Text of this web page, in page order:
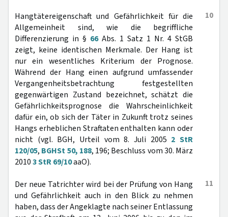
10
Hangtätereigenschaft und Gefährlichkeit für die
Allgemeinheit sind, wie die begriffliche
Differenzierung in § 66Abs. 1 Satz 1 Nr. 4 StGB
zeigt, keine identischen Merkmale. Der Hang ist
nur ein wesentliches Kriterium der Prognose.
Während der Hang einen aufgrund umfassender
Vergangenheitsbetrachtung festgestellten
gegenwärtigen Zustand bezeichnet, schätzt die
Gefährlichkeitsprognose die Wahrscheinlichkeit
dafür ein, ob sich der Täter in Zukunft trotz seines
Hangs erheblichen Straftaten enthalten kann oder
nicht (vgl. BGH, Urteil vom 8. Juli 2005 2 StR
120/05, BGHSt 50, 188, 196; Beschluss vom 30. März
20103 StR 69/10aaO).
11
Der neue Tatrichter wird bei der Prüfung von Hang
und Gefährlichkeit auch in den Blick zu nehmen
haben, dass der Angeklagte nach seiner Entlassung